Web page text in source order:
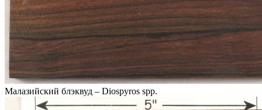
Малазийский блэквуд – Diospyros spp.